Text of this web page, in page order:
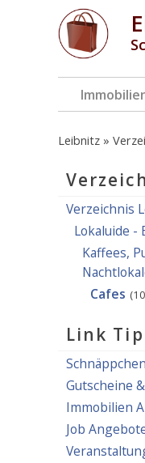
Leibnitz
Verzeichnis
Lokaluide -
Kaffees,
Cafes
Link
Schnäppchen
Gutscheine
Immobilien
Job